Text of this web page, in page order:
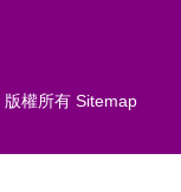
版權所有 Sitemap